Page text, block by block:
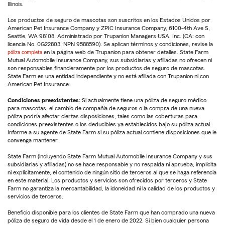
Illinois.
Los productos de seguro de mascotas son suscritos en los Estados Unidos por
American Pet Insurance Company y ZPIC Insurance Company, 6100-4th Ave S,
Seattle, WA 98108. Administrado por Trupanion Managers USA, Inc. (CA: con
licencia No. 0G22803, NPN 9588590). Se aplican términos y condiciones, revise la
póliza completa en la página web de Trupanion para obtener detalles. State Farm
Mutual Automobile Insurance Company, sus subsidiarias y afiliadas no ofrecen ni
son responsables financieramente por los productos de seguro de mascotas.
State Farm es una entidad independiente y no está afiliada con Trupanion ni con
American Pet Insurance.
Condiciones preexistentes: Si actualmente tiene una póliza de seguro médico
para mascotas, el cambio de compañía de seguros o la compra de una nueva
póliza podría afectar ciertas disposiciones, tales como las coberturas para
condiciones preexistentes o los deducibles ya establecidos bajo su póliza actual.
Informe a su agente de State Farm si su póliza actual contiene disposiciones que le
convenga mantener.
State Farm (incluyendo State Farm Mutual Automobile Insurance Company y sus
subsidiarias y afiliadas) no se hace responsable y no respalda ni aprueba, implícita
ni explícitamente, el contenido de ningún sitio de terceros al que se haga referencia
en este material. Los productos y servicios son ofrecidos por terceros y State
Farm no garantiza la mercantabilidad, la idoneidad ni la calidad de los productos y
servicios de terceros.
Beneficio disponible para los clientes de State Farm que han comprado una nueva
póliza de seguro de vida desde el 1 de enero de 2022. Si bien cualquier persona